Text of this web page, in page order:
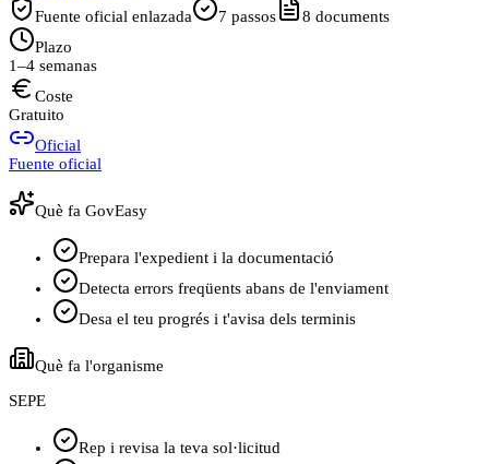
Fuente oficial enlazada
7 passos 8 documents
Plazo
1–4 semanas
Coste
Gratuito
Oficial
Fuente oficial
Què fa GovEasy
Prepara l'expedient i la documentació
Detecta errors freqüents abans de l'enviament
Desa el teu progrés i t'avisa dels terminis
Què fa l'organisme
SEPE
Rep i revisa la teva sol·licitud